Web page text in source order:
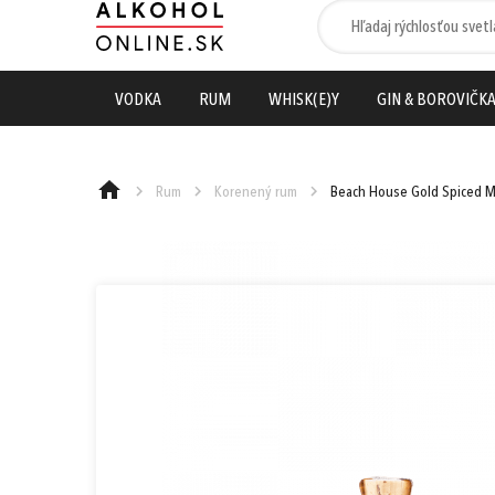
VODKA RUM WHISK(E)Y GIN & BOROVIČKA
Rum Korenený rum Beach House Gold Spiced